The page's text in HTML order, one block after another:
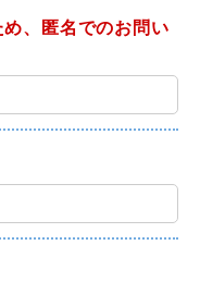
め、匿名でのお問い